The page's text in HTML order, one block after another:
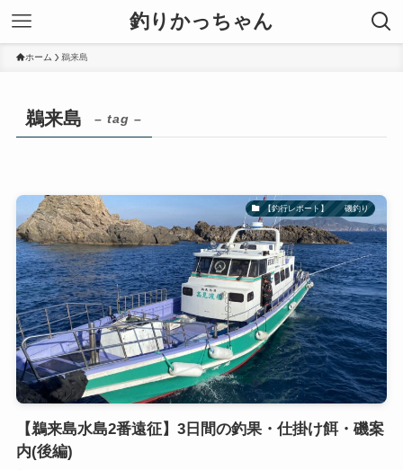
釣りかっちゃん
ホーム 鵜来島
鵜来島 – tag –
【釣行レポート】 磯釣り
【鵜来島水島2番遠征】3日間の釣果・仕掛け餌・磯案
内(後編)